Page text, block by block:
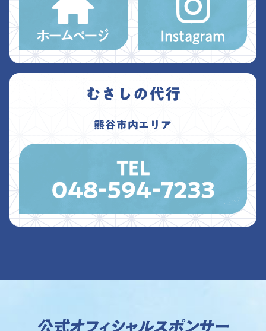
むさしの代行
熊谷市内エリア